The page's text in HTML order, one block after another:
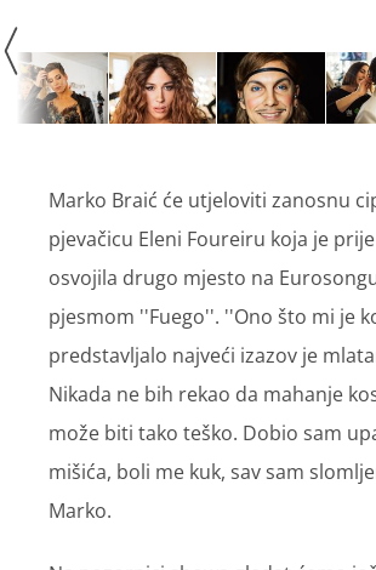
Marko Braić će utjeloviti zanosnu
pjevačicu Eleni Foureiru koja je
osvojila drugo mjesto na
pjesmom ''Fuego''. ''Ono što mi je
predstavljalo najveći izazov je
Nikada ne bih rekao da mahanje
može biti tako teško. Dobio sam
mišića, boli me kuk, sav sam
Marko.